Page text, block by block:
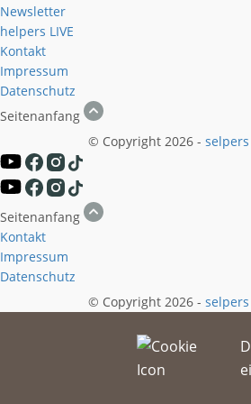
Newsletter
helpers LIVE
Kontakt
Impressum
Datenschutz
Seitenanfang
© Copyright 2026 - selpers
Seitenanfang
Kontakt
Impressum
Datenschutz
© Copyright 2026 - selpers